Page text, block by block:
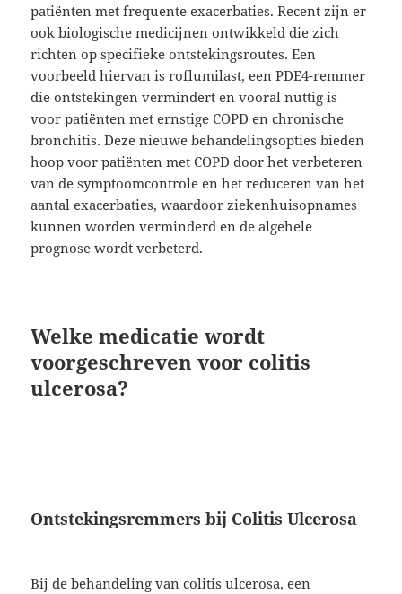
patiënten met frequente exacerbaties. Recent zijn er
ook biologische medicijnen ontwikkeld die zich
richten op specifieke ontstekingsroutes. Een
voorbeeld hiervan is roflumilast, een PDE4-remmer
die ontstekingen vermindert en vooral nuttig is
voor patiënten met ernstige COPD en chronische
bronchitis. Deze nieuwe behandelingsopties bieden
hoop voor patiënten met COPD door het verbeteren
van de symptoomcontrole en het reduceren van het
aantal exacerbaties, waardoor ziekenhuisopnames
kunnen worden verminderd en de algehele
prognose wordt verbeterd.
Welke medicatie wordt
voorgeschreven voor colitis
ulcerosa?
Ontstekingsremmers bij Colitis Ulcerosa
Bij de behandeling van colitis ulcerosa, een